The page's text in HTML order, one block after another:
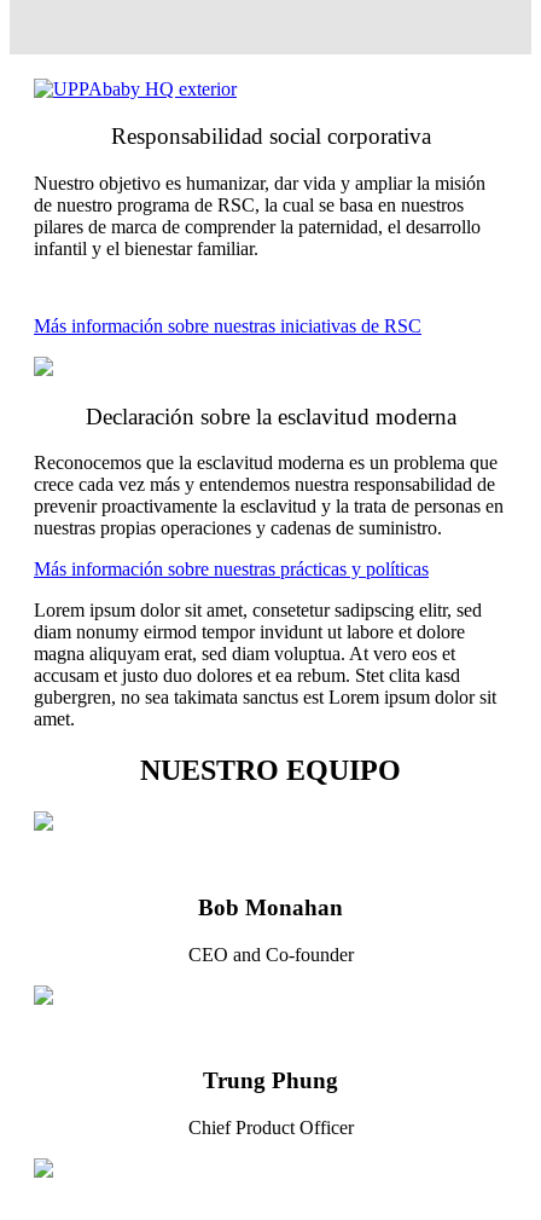
Responsabilidad social corporativa
Nuestro objetivo es humanizar, dar vida y ampliar la misión
de nuestro programa de RSC, la cual se basa en nuestros
pilares de marca de comprender la paternidad, el desarrollo
infantil y el bienestar familiar.
Más información sobre nuestras iniciativas de RSC
Declaración sobre la esclavitud moderna
Reconocemos que la esclavitud moderna es un problema que
crece cada vez más y entendemos nuestra responsabilidad de
prevenir proactivamente la esclavitud y la trata de personas en
nuestras propias operaciones y cadenas de suministro.
Más información sobre nuestras prácticas y políticas
Lorem ipsum dolor sit amet, consetetur sadipscing elitr, sed
diam nonumy eirmod tempor invidunt ut labore et dolore
magna aliquyam erat, sed diam voluptua. At vero eos et
accusam et justo duo dolores et ea rebum. Stet clita kasd
gubergren, no sea takimata sanctus est Lorem ipsum dolor sit
amet.
NUESTRO EQUIPO
Bob Monahan
CEO and Co-founder
Trung Phung
Chief Product Officer